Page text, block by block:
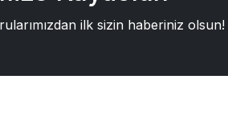
ilk sizin haberiniz olsun!